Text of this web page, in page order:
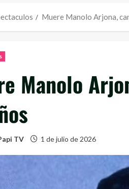
Muere Manolo Arjona,
Manolo
TV 1 de julio de 2026